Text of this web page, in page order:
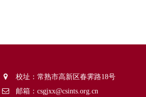
校址：常熟市高新区春霁路18号
邮箱：csgjxx@csints.org.cn